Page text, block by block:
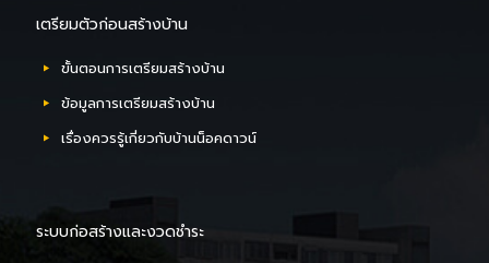
เตรียมตัวก่อนสร้างบ้าน
ขั้นตอนการเตรียมสร้างบ้าน
ข้อมูลการเตรียมสร้างบ้าน
เรื่องควรรู้เกี่ยวกับบ้านน็อคดาวน์
ระบบก่อสร้างและงวดชำระ